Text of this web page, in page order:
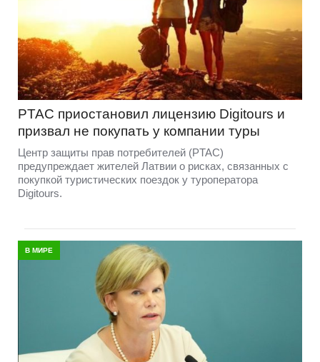
PTAC приостановил лицензию Digitours и
призвал не покупать у компании туры
Центр защиты прав потребителей (PTAC)
предупреждает жителей Латвии о рисках, связанных с
покупкой туристических поездок у туроператора
Digitours.
В МИРЕ